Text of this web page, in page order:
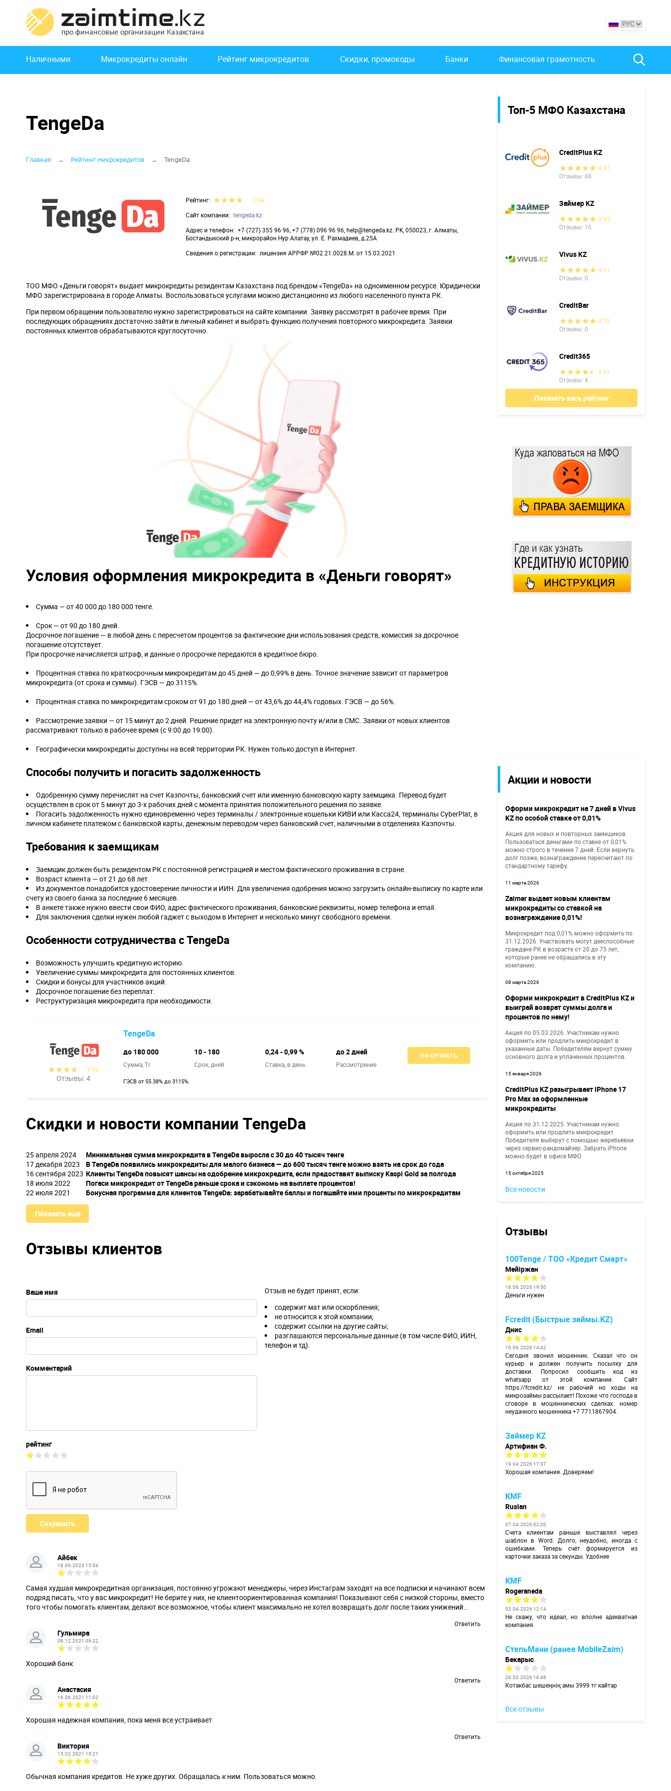
основному
содержанию
Основная
навигация
Наличными Микрокредиты онлайн Рейтинг микрокредитов Скидки, промокоды Банки Финансовая грамотность
Топ-5 МФО Казахстана
CreditPlus KZ
4.97
Отзывы: 88
Займер KZ
4.95
Отзывы: 16
Vivus KZ
4.91
Отзывы: 0
CreditBar
4.79
Отзывы: 0
Credit365
4.57
Отзывы: 4
Показать весь рейтинг
Акции и новости
Оформи микрокредит на 7 дней в Vivus
KZ по особой ставке от 0,01%
Акция для новых и повторных заемщиков.
Пользоваться деньгами по ставке от 0,01%
можно строго в течение 7 дней. Если вернуть
долг позже, вознаграждение пересчитают по
стандартному тарифу.
11 марта 2026
Zaimer выдает новым клиентам
микрокредиты со ставкой на
вознаграждение 0,01%!
Микрокредит под 0,01% можно оформить по
31.12.2026. Участвовать могут дееспособные
граждане РК в возрасте от 20 до 75 лет,
которые ранее не обращались в эту
компанию.
08 марта 2026
Оформи микрокредит в CreditPlus KZ и
выиграй возврат суммы долга и
процентов по нему!
Акция по 05.03.2026. Участникам нужно
оформить или продлить микрокредит в
указанные даты. Победителям вернут сумму
основного долга и уплаченных процентов.
15 января 2026
CreditPlus KZ разыгрывает iPhone 17
Pro Max за оформленные
микрокредиты
Акция по 31.12.2025. Участникам нужно
оформить или продлить микрокредит.
Победителя выберут с помощью жеребьёвки
через сервис-рандомайзер. Забрать iPhone
можно будет в офисе МФО.
15 октября 2025
Все новости
Отзывы
100Tenge / ТОО «Кредит Смарт»
Мейіржан
16.06.2026 19:50
Деньги нужен
Fcredit (Быстрые займы.KZ)
Днис
10.06.2026 14:42
Сегодня звонил мошенник. Сказал что он
курьер и должен получить посылку для
доставки. Попросил сообщить код из
whatsapp от этой компании. Сайт
https://fcredit.kz/ не рабочий но коды на
микрозаймы рассылает! Похоже что господа в
сговоре в мошеннических сделках. номер
неудачного мошенника +7 7711867904.
Займер KZ
Артифиан Ф.
19.04.2026 17:37
Хорошая компания. Доверяем!
KMF
Ruslan
07.04.2026 02:20
Счета клиентам раньше выставлял через
шаблон в Word. Долго, неудобно, иногда с
ошибками. Теперь счёт формируется из
карточки заказа за секунды. Удобнее
KMF
Rogeraneda
02.04.2026 12:14
Не скажу, что идеал, но вполне адекватная
компания.
СтепьМани (ранее MobileZaim)
Бекарыс
26.03.2026 16:48
Котакбас шешеңнің амы 3999 тг кайтар
Все отзывы
TengeDa
Строка
Главная Рейтинг микрокредитов TengeDa
Рейтинг
3.94
Сайт компании
tengeda.kz
Адрес и телефон
+7 (727) 355 96 96, +7 (778) 096 96 96, help@tengeda.kz. РK, 050023, г. Алматы,
Бостандыкский р-н, микрорайон Нур Алатау, ул. Е. Рахмадиев, д.25А
Сведения о регистрации
лицензия АРРФР №02.21.0028.M. от 15.03.2021
ТОО МФО «Деньги говорят» выдает микрокредиты резидентам Казахстана под брендом «TengeDa» на одноименном ресурсе. Юридически
МФО зарегистрирована в городе Алматы. Воспользоваться услугами можно дистанционно из любого населенного пункта РК.
При первом обращении пользователю нужно зарегистрироваться на сайте компании. Заявку рассмотрят в рабочее время. При
последующих обращениях достаточно зайти в личный кабинет и выбрать функцию получения повторного микрокредита. Заявки
постоянных клиентов обрабатываются круглосуточно.
Условия оформления микрокредита в «Деньги говорят»
Сумма — от 40 000 до 180 000 тенге.
Срок — от 90 до 180 дней.
Досрочное погашение — в любой день с пересчетом процентов за фактические дни использования средств, комиссия за досрочное
погашение отсутствует.
При просрочке начисляется штраф, и данные о просрочке передаются в кредитное бюро.
Процентная ставка по краткосрочным микрокредитам до 45 дней — до 0,99% в день. Точное значение зависит от параметров
микрокредита (от срока и суммы). ГЭСВ — до 3115%.
Процентная ставка по микрокредитам сроком от 91 до 180 дней — от 43,6% до 44,4% годовых. ГЭСВ — до 56%.
Рассмотрение заявки — от 15 минут до 2 дней. Решение придет на электронную почту и/или в СМС. Заявки от новых клиентов
рассматривают только в рабочее время (с 9:00 до 19:00).
Географически микрокредиты доступны на всей территории РК. Нужен только доступ в Интернет.
Способы получить и погасить задолженность
Одобренную сумму перечислят на счет Казпочты, банковский счет или именную банковскую карту заемщика. Перевод будет
осуществлен в срок от 5 минут до 3-х рабочих дней с момента принятия положительного решения по заявке.
Погасить задолженность нужно единовременно через терминалы / электронные кошельки КИВИ или Касса24, терминалы CyberPlat, в
личном кабинете платежом с банковской карты, денежным переводом через банковский счет, наличными в отделениях Казпочты.
Требования к заемщикам
Заемщик должен быть резидентом РК с постоянной регистрацией и местом фактического проживания в стране.
Возраст клиента — от 21 до 68 лет.
Из документов понадобится удостоверение личности и ИИН. Для увеличения одобрения можно загрузить онлайн-выписку по карте или
счету из своего банка за последние 6 месяцев.
В анкете также нужно ввести свои ФИО, адрес фактического проживания, банковские реквизиты, номер телефона и email.
Для заключения сделки нужен любой гаджет с выходом в Интернет и несколько минут свободного времени.
Особенности сотрудничества с TengeDa
Возможность улучшить кредитную историю.
Увеличение суммы микрокредита для постоянных клиентов.
Скидки и бонусы для участников акций.
Досрочное погашение без переплат.
Реструктуризация микрокредита при необходимости.
3.94
Отзывы: 4
TengeDa
до 180 000
Сумма, Tr
10 - 180
Срок, дней
0,24 - 0,99 %
Ставка, в день
до 2 дней
Рассмотрение
ОФОРМИТЬ
ГЭСВ от 55.38% до 3115%.
Скидки и новости компании TengeDa
25 апреля 2024
Минимальная сумма микрокредита в TengeDa выросла с 30 до 40 тысяч тенге
17 декабря 2023
В TengeDa появились микрокредиты для малого бизнеса — до 600 тысяч тенге можно взять на срок до года
16 сентября 2023 Клиенты TengeDa повысят шансы на одобрение микрокредита, если предоставят выписку Kaspi Gold за полгода
18 июля 2022
Погаси микрокредит от TengeDa раньше срока и сэкономь на выплате процентов!
22 июля 2021
Бонусная программа для клиентов TengeDa: зарабатывайте баллы и погашайте ими проценты по микрокредитам
Показать ещё
Отзывы клиентов
Ваше имя
Email
Комментарий
рейтинг
Отзыв не будет принят, если:
содержит мат или оскорбления;
не относится к этой компании;
содержит ссылки на другие сайты;
разглашаются персональные данные (в том числе ФИО, ИИН,
телефон и тд).
Айбек
18.09.2023 15:54
Самая худшая микрокредитная организация, постоянно угрожают менеджеры, через Инстаграм заходят на все подписки и начинают всем
подряд писать, что у вас микрокредит! Не берите у них, не клиентоориентированная компания! Показывают себя с низкой стороны, вместо
того чтобы помогать клиентам, делают все возможное, чтобы клиент максимально не хотел возвращать долг после таких унижений…
Ответить
Гульмира
08.12.2021 09:22
Хороший банк
Ответить
Анастасия
16.06.2021 11:02
Хорошая надежная компания, пока меня все устраивает
Ответить
Виктория
15.02.2021 15:27
Обычная компания кредитов. Не хуже других. Обращалась к ним. Пользоваться можно.